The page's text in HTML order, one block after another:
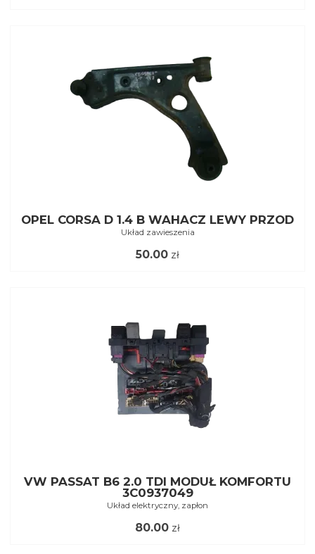
OPEL CORSA D 1.4 B WAHACZ LEWY PRZOD
Układ zawieszenia
50.00 zł
VW PASSAT B6 2.0 TDI MODUŁ KOMFORTU
3C0937049
Układ elektryczny, zapłon
80.00 zł